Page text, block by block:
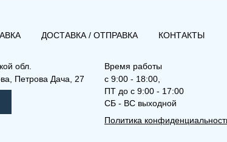
ДОСТАВКА / ОТПРАВКА КОНТАКТЫ
обл.
Петрова Дача, 27
Время работы
с 9:00 - 18:00,
ПТ до с 9:00 - 17:00
СБ - ВС выходной
Политика